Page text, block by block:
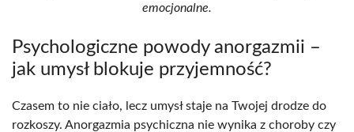
emocjonalne.
Psychologiczne powody anorgazmii –
jak umysł blokuje przyjemność?
Czasem to nie ciało, lecz umysł staje na Twojej drodze do
rozkoszy. Anorgazmia psychiczna nie wynika z choroby czy